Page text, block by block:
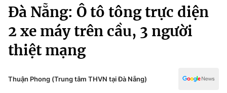
Chuyên mục
Chính trị
Pháp luật
Thể thao
Truyền hình
Văn hóa - Giải trí
Đời sống
Đà Nẵng: Ô tô tông trực diện
2 xe máy trên cầu, 3 người
thiệt mạng
Thuận Phong (Trung tâm THVN tại Đà Nẵng)